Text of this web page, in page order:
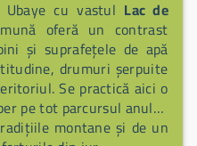
cu vastul Lac de
oferă un contrast
și suprafețele de apă
drumuri șerpuite
Se practică aici o
pe tot parcursul anului.
montane și de un